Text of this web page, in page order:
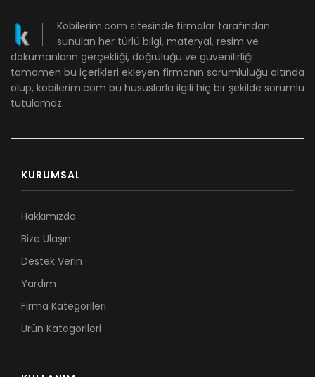
Kobilerim.com sitesinde firmalar tarafından
sunulan her türlü bilgi, materyal, resim ve
dökümanların gerçekliği, doğruluğu ve güvenilirliği
tamamen bu içerikleri ekleyen firmanın sorumluluğu altında
olup, kobilerim.com bu hususlarla ilgili hiç bir şekilde sorumlu
tutulamaz.
KURUMSAL
Hakkımızda
Bize Ulaşın
Destek Verin
Yardım
Firma Kategorileri
Ürün Kategorileri